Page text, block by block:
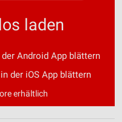
laden
Android App blättern
der iOS App blättern
erhältlich